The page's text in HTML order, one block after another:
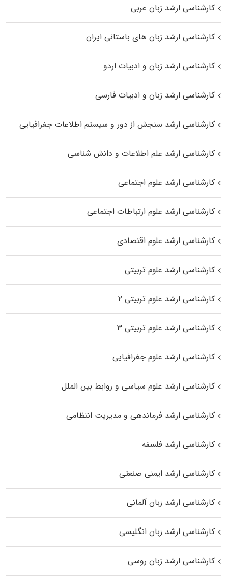
کارشناسی ارشد زبان عربی
کارشناسی ارشد زبان‌ های باستانی ایران
کارشناسی ارشد زبان و ادبیات اردو
کارشناسی ارشد زبان و ادبیات فارسی
کارشناسی ارشد سنجش از دور و سیستم اطلاعات جغرافیایی
کارشناسی ارشد علم اطلاعات و دانش شناسی
کارشناسی ارشد علوم اجتماعی
کارشناسی ارشد علوم ارتباطات اجتماعی
کارشناسی ارشد علوم اقتصادی
کارشناسی ارشد علوم تربیتی
کارشناسی ارشد علوم تربیتی ۲
کارشناسی ارشد علوم تربیتی ۳
کارشناسی ارشد علوم جغرافیایی
کارشناسی ارشد علوم سیاسی و روابط بین الملل
کارشناسی ارشد فرماندهی و مدیریت انتظامی
کارشناسی ارشد فلسفه
کارشناسی ارشد ایمنی صنعتی
کارشناسی ارشد زبان آلمانی
کارشناسی ارشد زبان انگلیسی
کارشناسی ارشد زبان روسی